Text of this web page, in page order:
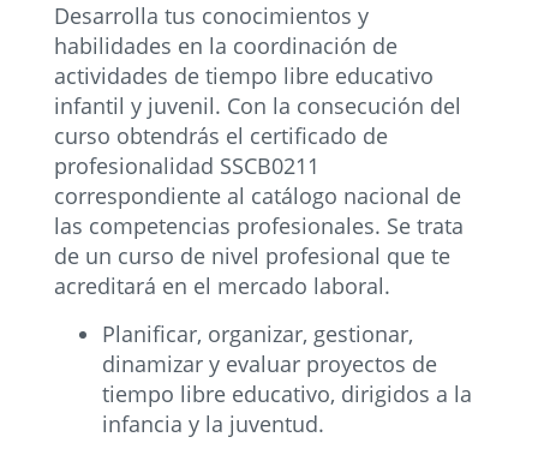
Desarrolla tus conocimientos y
habilidades en la coordinación de
actividades de tiempo libre educativo
infantil y juvenil. Con la consecución del
curso obtendrás el certificado de
profesionalidad SSCB0211
correspondiente al catálogo nacional de
las competencias profesionales. Se trata
de un curso de nivel profesional que te
acreditará en el mercado laboral.
Planificar, organizar, gestionar,
dinamizar y evaluar proyectos de
tiempo libre educativo, dirigidos a la
infancia y la juventud.